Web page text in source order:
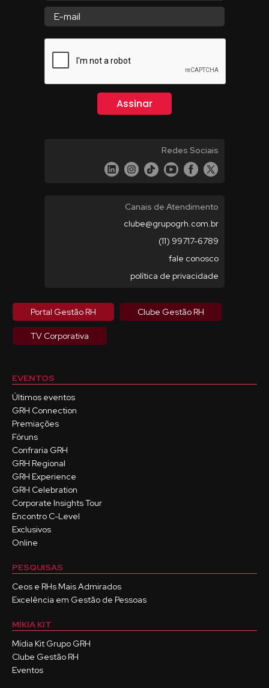
Redes Sociais
Canais de Atendimento
clube@grupogrh.com.br
(11) 99717-6789
fale conosco
política de privacidade
Portal Gestão RH Clube Gestão RH
TV Corporativa
EVENTOS
Últimos eventos
GRH Connection
Premiações
Fóruns
Confraria GRH
GRH Regional
GRH Experience
GRH Celebration
Corporate Insights Tour
Encontro C-Level
Exclusivos
Online
PESQUISAS
Ceos e RHs Mais Admirados
Excelência em Gestão de Pessoas
MÍKIA KIT
Mídia Kit Grupo GRH
Clube Gestão RH
Eventos